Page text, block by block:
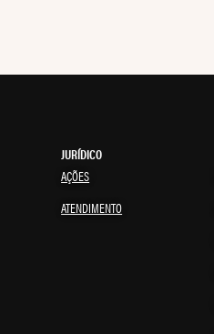
JURÍDICO
AÇÕES
ATENDIMENTO